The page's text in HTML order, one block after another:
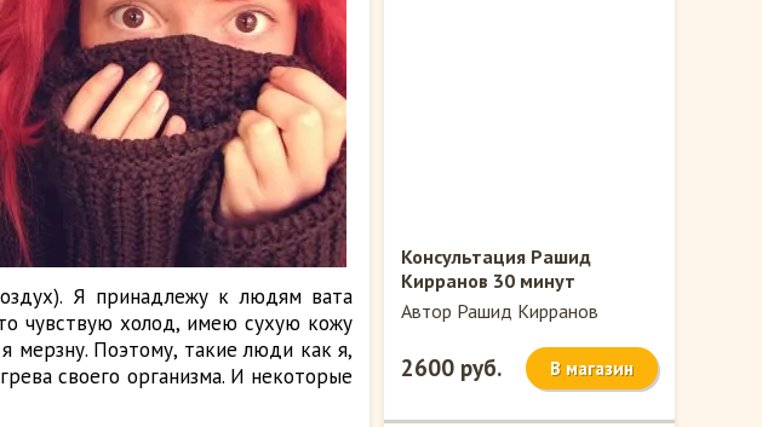
Я принадлежу к людям вата
чувствую холод, имею сухую кожу
мерзну. Поэтому, такие люди как я,
своего организма. И некоторые
Консультация Рашид
Кирранов 30 минут
Автор Рашид Кирранов
2600 руб. В магазин